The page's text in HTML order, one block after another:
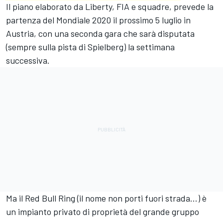
Il piano elaborato da Liberty, FIA e squadre, prevede la
partenza del Mondiale 2020 il prossimo 5 luglio in
Austria, con una seconda gara che sarà disputata
(sempre sulla pista di Spielberg) la settimana
successiva.
Ma il Red Bull Ring (il nome non porti fuori strada…) è
un impianto privato di proprietà del grande gruppo